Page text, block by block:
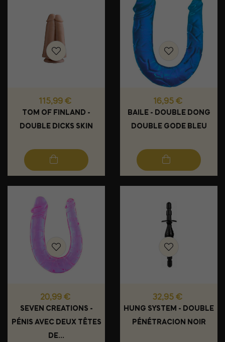
Prix
115,99 €
TOM OF FINLAND -
DOUBLE DICKS SKIN
Prix
16,95 €
BAILE - DOUBLE DONG
DOUBLE GODE BLEU
Prix
20,99 €
SEVEN CREATIONS -
PÉNIS AVEC DEUX TÊTES
DE...
Prix
32,95 €
HUNG SYSTEM - DOUBLE
PÉNÉTRACION NOIR